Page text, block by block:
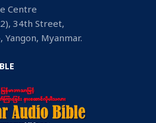
Centre
34th Street,
Myanmar.